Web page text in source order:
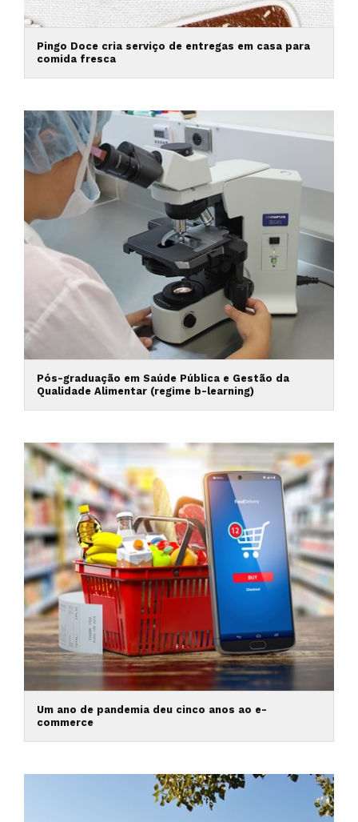
Pingo Doce cria serviço de entregas em casa para
comida fresca
Pós-graduação em Saúde Pública e Gestão da
Qualidade Alimentar (regime b-learning)
Um ano de pandemia deu cinco anos ao e-
commerce